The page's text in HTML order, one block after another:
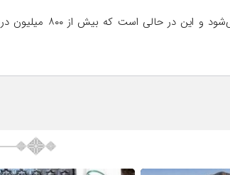
وی خاطر نشان کرد: سالانه هزاران تن مواد غذایی غیر قابل مصرف معدوم می‌شود و این در حالی است که بیش از ۸۰۰ میلیون در